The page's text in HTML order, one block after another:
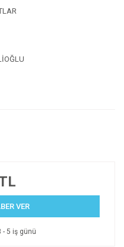
VER
- 5 iş günü